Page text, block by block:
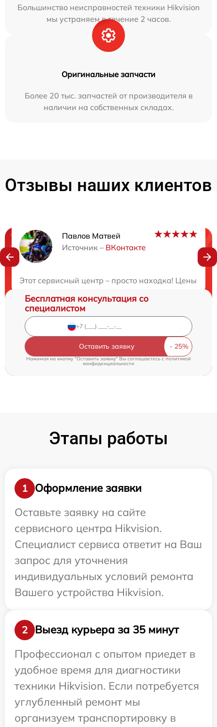
Большинство неисправностей техники Hikvision
мы устраняем в течение 2 часов.
Оригинальные запчасти
Более 20 тыс. запчастей от производителя в
наличии на собственных складах.
Отзывы наших клиентов
Павлов Матвей
Источник – ВКонтакте
Этот сервисный центр – просто находка! Цены
Нужна консультация?
Бесплатная консультация со
специалистом
Оставить заявку
Нажимая на кнопку "Оставить заявку" Вы соглашаетесь cполитикой
конфиденциальности
Этапы работы
1
Оформление заявки
Оставьте заявку на сайте
сервисного центра Hikvision.
Специалист сервиса ответит на Ваш
запрос для уточнения
индивидуальных условий ремонта
Вашего устройства Hikvision.
2
Выезд курьера за 35 минут
Профессионал с опытом приедет в
удобное время для диагностики
техники Hikvision. Если потребуется
углубленный ремонт мы
организуем транспортировку в